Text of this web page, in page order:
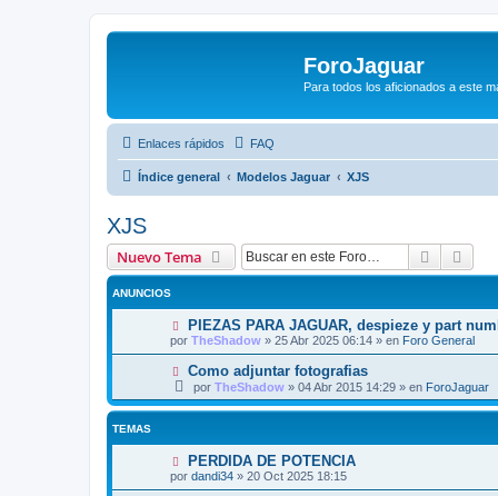
ForoJaguar
Para todos los aficionados a este
Enlaces rápidos FAQ
Índice general Modelos Jaguar XJS
XJS
Nuevo Tema Buscar
ANUNCIOS
PIEZAS PARA JAGUAR, despieze y part
por TheShadow » 25 Abr 2025 06:14 » en Foro General
Como adjuntar fotografias
por TheShadow » 04 Abr 2015 14:29 » en ForoJaguar
TEMAS
PERDIDA DE POTENCIA
por dandi34 » 20 Oct 2025 18:15